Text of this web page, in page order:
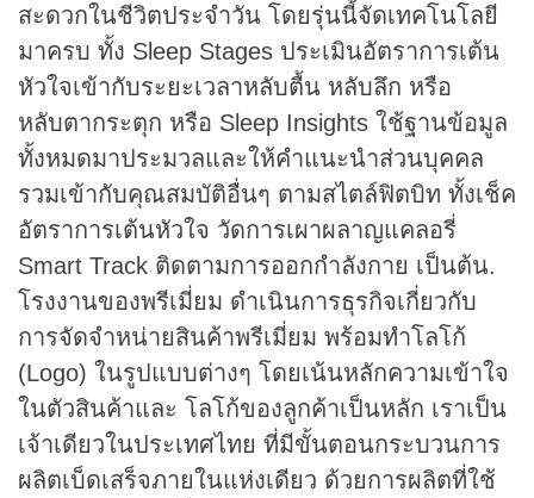
สะดวกในชีวิตประจำวัน โดยรุ่นนี้จัดเทคโนโลยี
มาครบ ทั้ง Sleep Stages ประเมินอัตราการเต้น
หัวใจเข้ากับระยะเวลาหลับตื้น หลับลึก หรือ
หลับตากระตุก หรือ Sleep Insights ใช้ฐานข้อมูล
ทั้งหมดมาประมวลและให้คำแนะนำส่วนบุคคล
รวมเข้ากับคุณสมบัติอื่นๆ ตามสไตล์ฟิตบิท ทั้งเช็ค
อัตราการเต้นหัวใจ วัดการเผาผลาญแคลอรี่
Smart Track ติดตามการออกกำลังกาย เป็นต้น.
โรงงานของพรีเมี่ยม ดำเนินการธุรกิจเกี่ยวกับ
การจัดจำหน่ายสินค้าพรีเมี่ยม พร้อมทำโลโก้
(Logo) ในรูปแบบต่างๆ โดยเน้นหลักความเข้าใจ
ในตัวสินค้าและ โลโก้ของลูกค้าเป็นหลัก เราเป็น
เจ้าเดียวในประเทศไทย ที่มีขั้นตอนกระบวนการ
ผลิตเบ็ดเสร็จภายในแห่งเดียว ด้วยการผลิตที่ใช้